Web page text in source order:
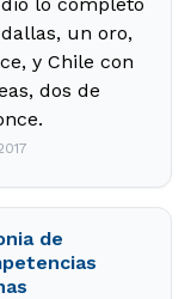
un oro,
y Chile con
dos de
de